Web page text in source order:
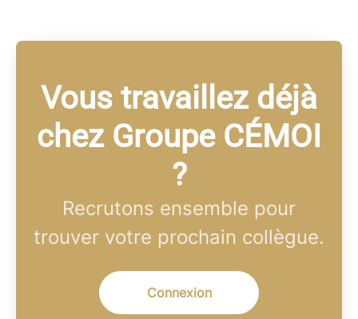
Vous travaillez déjà
chez Groupe CÉMOI
?
Recrutons ensemble pour
trouver votre prochain collègue.
Connexion